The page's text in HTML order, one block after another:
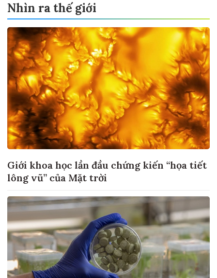
Nhìn ra thế giới
Giới khoa học lần đầu chứng kiến “họa tiết
lông vũ” của Mặt trời